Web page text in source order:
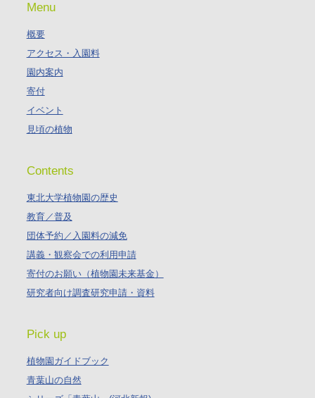
Menu
概要
アクセス・入園料
園内案内
寄付
イベント
見頃の植物
Contents
東北大学植物園の歴史
教育／普及
団体予約／入園料の減免
講義・観察会での利用申請
寄付のお願い（植物園未来基金）
研究者向け調査研究申請・資料
Pick up
植物園ガイドブック
青葉山の自然